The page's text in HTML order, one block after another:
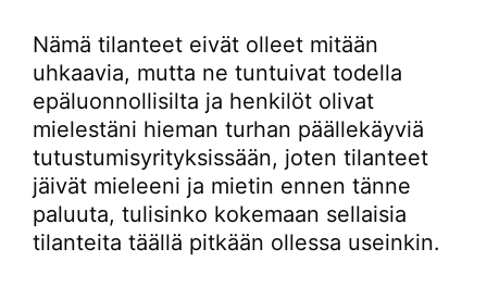
Nämä tilanteet eivät olleet mitään
uhkaavia, mutta ne tuntuivat todella
epäluonnollisilta ja henkilöt olivat
mielestäni hieman turhan päällekäyviä
tutustumisyrityksissään, joten tilanteet
jäivät mieleeni ja mietin ennen tänne
paluuta, tulisinko kokemaan sellaisia
tilanteita täällä pitkään ollessa useinkin.